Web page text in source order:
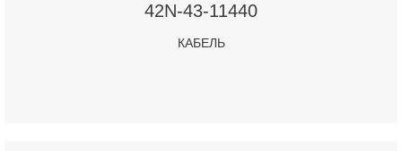
42N-43-11440
КАБЕЛЬ